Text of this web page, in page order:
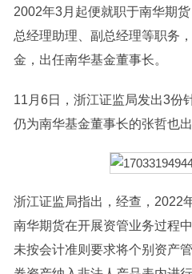
2002年3月起便就职于南华期
总经理助理、副总经理等职务
金，出任南华基金董事长。
11月6日，浙江证监局发出3份
仍为南华基金董事长的张哲也
浙江证监局指出，经查，2022
南华期货在开展资管业务过程
未按会计准则要求将个别资产